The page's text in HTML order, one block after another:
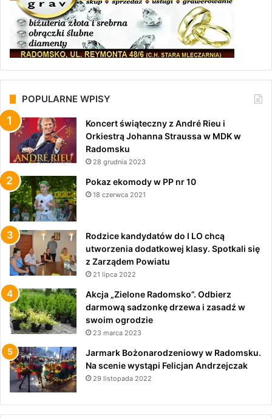
POPULARNE WPISY
Koncert świąteczny z André Rieu i
Orkiestrą Johanna Straussa w MDK w
Radomsku
28 grudnia 2023
Pokaz ekomody w PP nr 10
18 czerwca 2021
Rodzice kandydatów do I LO chcą
utworzenia dodatkowej klasy. Spotkali się
z Zarządem Powiatu
21 lipca 2022
Akcja „Zielone Radomsko”. Odbierz
darmową sadzonkę drzewa i zasadź w
swoim ogrodzie
23 marca 2023
Jarmark Bożonarodzeniowy w Radomsku.
Na scenie wystąpi Felicjan Andrzejczak
29 listopada 2022